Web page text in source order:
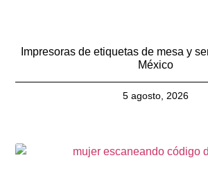
Impresoras de etiquetas de mesa y
México
5 agosto, 2026